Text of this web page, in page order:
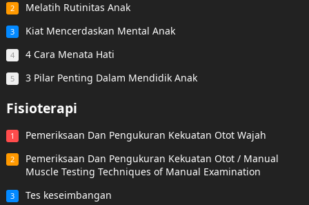
2 Melatih Rutinitas Anak
3 Kiat Mencerdaskan Mental Anak
4 4 Cara Menata Hati
5 3 Pilar Penting Dalam Mendidik Anak
Fisioterapi
1 Pemeriksaan Dan Pengukuran Kekuatan Otot Wajah
2
Pemeriksaan Dan Pengukuran Kekuatan Otot / Manual
Muscle Testing Techniques of Manual Examination
3 Tes keseimbangan